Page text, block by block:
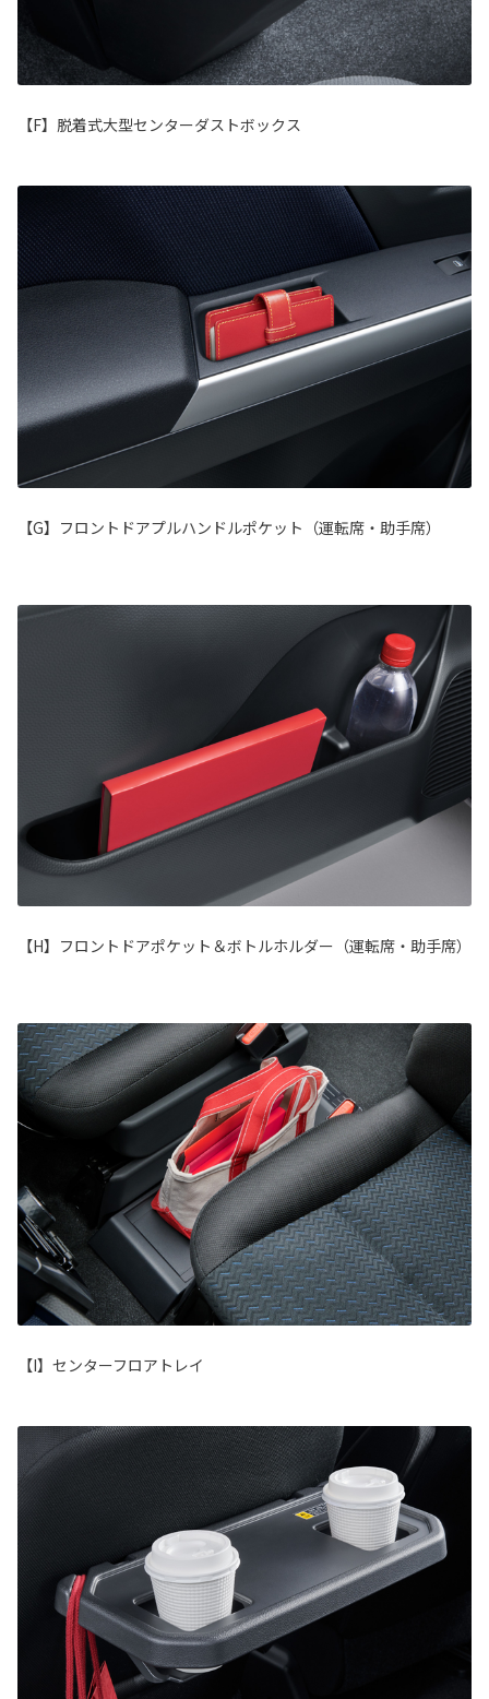
【F】脱着式大型センターダストボックス
【G】フロントドアプルハンドルポケット（運転席・助手席）
【H】フロントドアポケット＆ボトルホルダー（運転席・助手席）
【I】センターフロアトレイ